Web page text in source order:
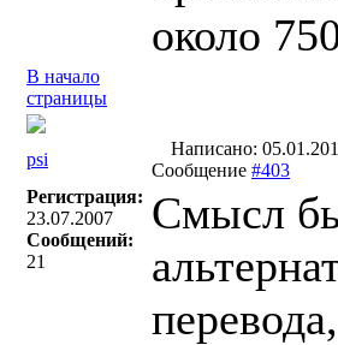
около
В начало
страницы
psi
Написано:
Сообщение #403
Регистрация:
23.07.2007
Сообщений:
21
Смысл